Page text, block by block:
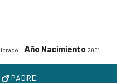
-Año Nacimiento 2001
PADRE